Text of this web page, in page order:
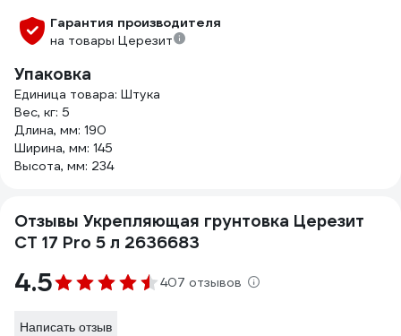
Гарантия производителя
на товары Церезит
Упаковка
Единица товара: Штука
Вес, кг: 5
Длина, мм: 190
Ширина, мм: 145
Высота, мм: 234
Отзывы Укрепляющая грунтовка Церезит
CT 17 Pro 5 л 2636683
4.5 407 отзывов
Написать отзыв